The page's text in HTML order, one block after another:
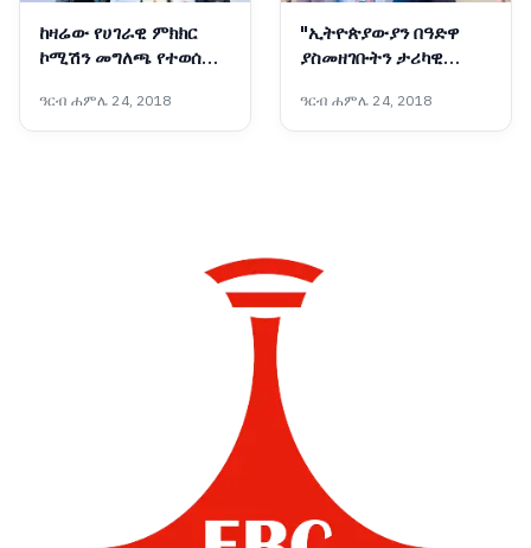
ከዛሬው የሀገራዊ ምክክር
ኮሚሽን መግለጫ የተወሰዱ
ዓርብ ሐምሌ 24, 2018
"ኢትዮጵያውያን በዓድዋ
ያስመዘገቡትን ታሪካዊ
ምክክሩ ሊደግሙት ይገባል"፦
ተመካካሪዎች
ዓርብ ሐምሌ 24, 2018